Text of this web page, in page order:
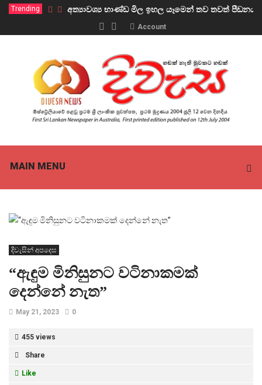
Trending අත්‍යාවශ්‍ය භාණ්ඩ මිල ඉහල යෑමෙන් තව තවත්
Account
MAIN MENU
දිවැසින් අපදෙස
“ඇඳුම මිනිසුනට වටිනාකමක්
දෙන්නේ නැත”
May 21, 2023 0
455 views
Share
Like